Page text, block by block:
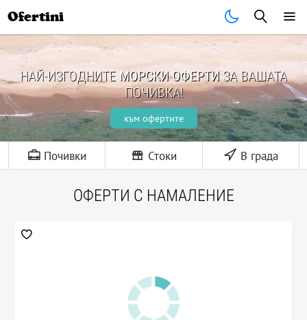
Ofertini
НАЙ-ИЗГОДНИТЕ МОРСКИ ОФЕРТИЗА ВАШАТА
ПОЧИВКА!
към офертите
Почивки Стоки В града
ОФЕРТИ С НАМАЛЕНИЕ